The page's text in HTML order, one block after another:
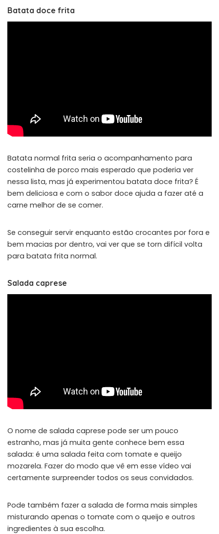
Batata doce frita
Batata normal frita seria o acompanhamento para
costelinha de porco mais esperado que poderia ver
nessa lista, mas já experimentou batata doce frita? É
bem deliciosa e com o sabor doce ajuda a fazer até a
carne melhor de se comer.
Se conseguir servir enquanto estão crocantes por fora e
bem macias por dentro, vai ver que se torn difícil volta
para batata frita normal.
Salada caprese
O nome de salada caprese pode ser um pouco
estranho, mas já muita gente conhece bem essa
salada: é uma salada feita com tomate e queijo
mozarela. Fazer do modo que vê em esse vídeo vai
certamente surpreender todos os seus convidados.
Pode também fazer a salada de forma mais simples
misturando apenas o tomate com o queijo e outros
ingredientes à sua escolha.